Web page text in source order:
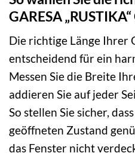
GARESA
Die richtige Länge Ihrer
entscheidend für ein
Messen Sie die Breite
addieren Sie auf jeder
So stellen Sie sicher,
geöffneten Zustand
das Fenster nicht